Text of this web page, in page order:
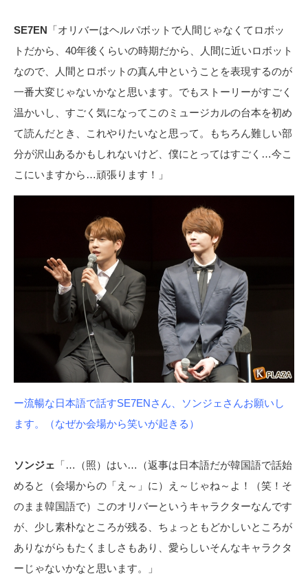
SE7EN 「オリバーはヘルパボットで人間じゃなくてロボッ
トだから、40年後くらいの時期だから、人間に近いロボット
なので、人間とロボットの真ん中ということを表現するのが
一番大変じゃないかなと思います。でもストーリーがすごく
温かいし、すごく気になってこのミュージカルの台本を初め
て読んだとき、これやりたいなと思って。もちろん難しい部
分が沢山あるかもしれないけど、僕にとってはすごく…今こ
こにいますから…頑張ります！」
ー流暢な日本語で話すSE7ENさん、ソンジェさんお願いし
ます。（なぜか会場から笑いが起きる）
ソンジェ 「…（照）はい…（返事は日本語だが韓国語で話始
めると（会場からの「え～」に）え～じゃね～よ！（笑！そ
のまま韓国語で）このオリバーというキャラクターなんです
が、少し素朴なところが残る、ちょっともどかしいところが
ありながらもたくましさもあり、愛らしいそんなキャラクタ
ーじゃないかなと思います。」